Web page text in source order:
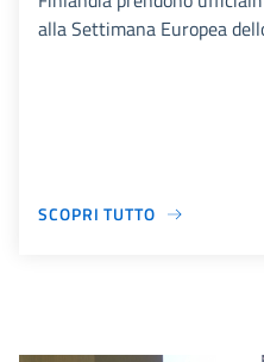
alla Settimana Europea
SCOPRI TUTTO